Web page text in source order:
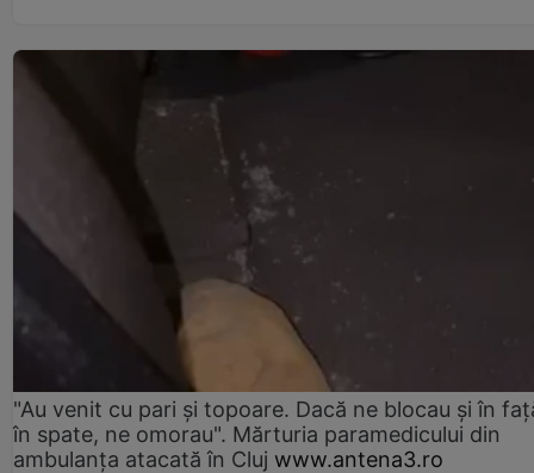
"Au venit cu pari și topoare. Dacă ne blocau şi în
în spate, ne omorau". Mărturia paramedicului din
ambulanţa atacată în Cluj www.antena3.ro